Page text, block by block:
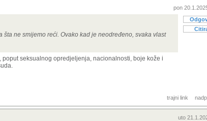
pon
ne smijemo reći. Ovako kad je neodređeno, svaka vlast
seksualnog opredjeljenja, nacionalnosti, boje kože i
trajni link
uto